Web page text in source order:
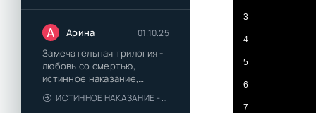
А Арина 01.10.25
Замечательная трилогия -
любовь со смертью,
истинное наказание,
любимая для монстра -
понравились
ИСТИННОЕ НАКАЗАНИЕ - ОЛЬГА ГУСЕЙНОВА
3
4
5
6
7